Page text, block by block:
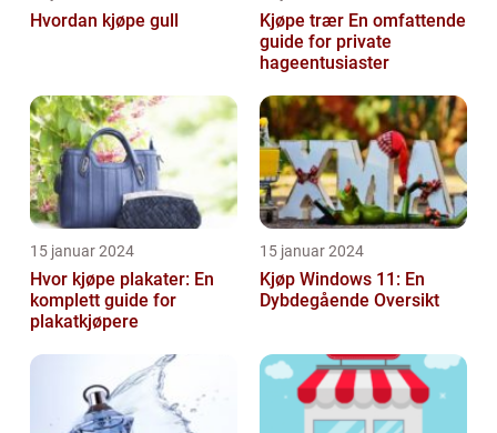
Hvordan kjøpe gull
Kjøpe trær En omfattende
guide for private
hageentusiaster
15 januar 2024
Hvor kjøpe plakater: En
komplett guide for
plakatkjøpere
15 januar 2024
Kjøp Windows 11: En
Dybdegående Oversikt